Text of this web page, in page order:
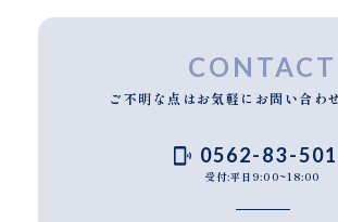
CONTACT
ご不明な点はお気軽にお問い合わ
0562-83-
受付:平日9:00~18:00